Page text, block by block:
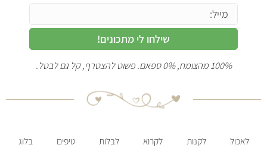
שילחו לי מתכונים!
100% מהצומח, 0% ספאם. פשוט להצטרף, קל גם לבטל.
לאכול לקנות לקרוא לבלות טיפים בלוג